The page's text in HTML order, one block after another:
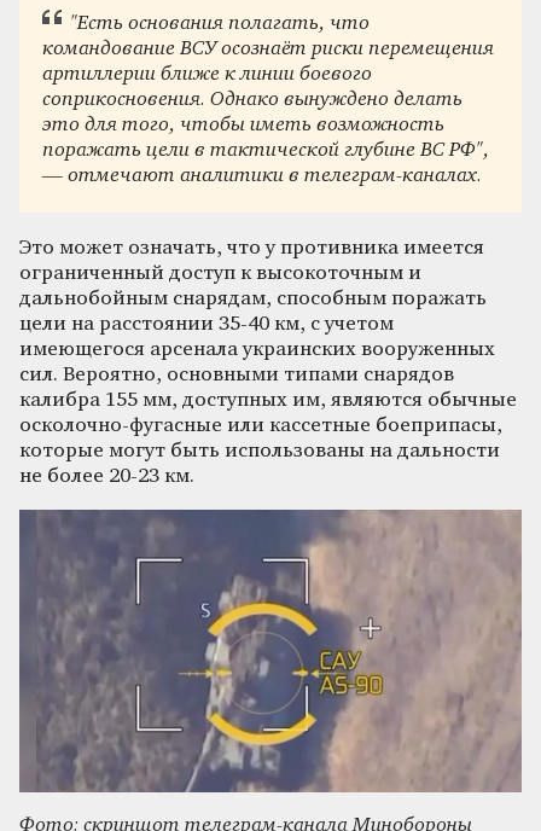
"Есть основания полагать, что
командование ВСУ осознаёт риски перемещения
артиллерии ближе к линии боевого
соприкосновения. Однако вынуждено делать
это для того, чтобы иметь возможность
поражать цели в тактической глубине ВС РФ",
— отмечают аналитики в телеграм-каналах.
Это может означать, что у противника имеется
ограниченный доступ к высокоточным и
дальнобойным снарядам, способным поражать
цели на расстоянии 35-40 км, с учетом
имеющегося арсенала украинских вооруженных
сил. Вероятно, основными типами снарядов
калибра 155 мм, доступных им, являются обычные
осколочно-фугасные или кассетные боеприпасы,
которые могут быть использованы на дальности
не более 20-23 км.
Фото: скриншот телеграм-канала Минобороны